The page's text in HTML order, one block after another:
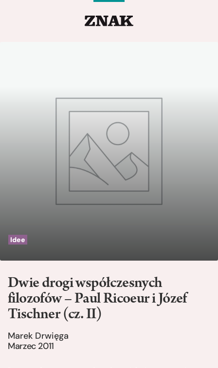
Idee
Dwie drogi współczesnych
filozofów – Paul Ricoeur i Józef
Tischner (cz. II)
Marek Drwięga
Marzec 2011